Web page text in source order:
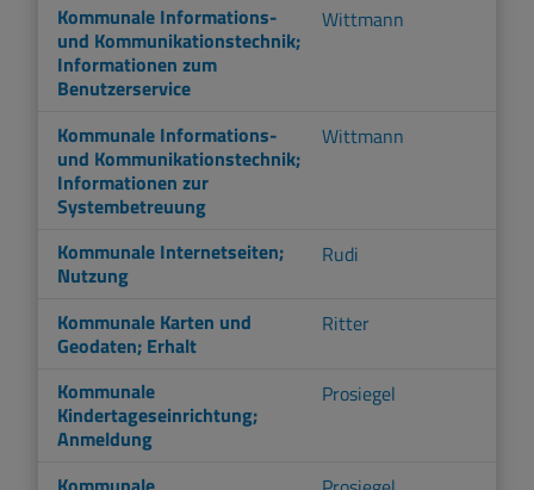
Kommunale Informations-
und Kommunikationstechnik;
Informationen zum
Benutzerservice
Wittmann
Kommunale Informations-
und Kommunikationstechnik;
Informationen zur
Systembetreuung
Wittmann
Kommunale Internetseiten;
Nutzung
Rudi
Kommunale Karten und
Geodaten; Erhalt
Ritter
Kommunale
Kindertageseinrichtung;
Anmeldung
Prosiegel